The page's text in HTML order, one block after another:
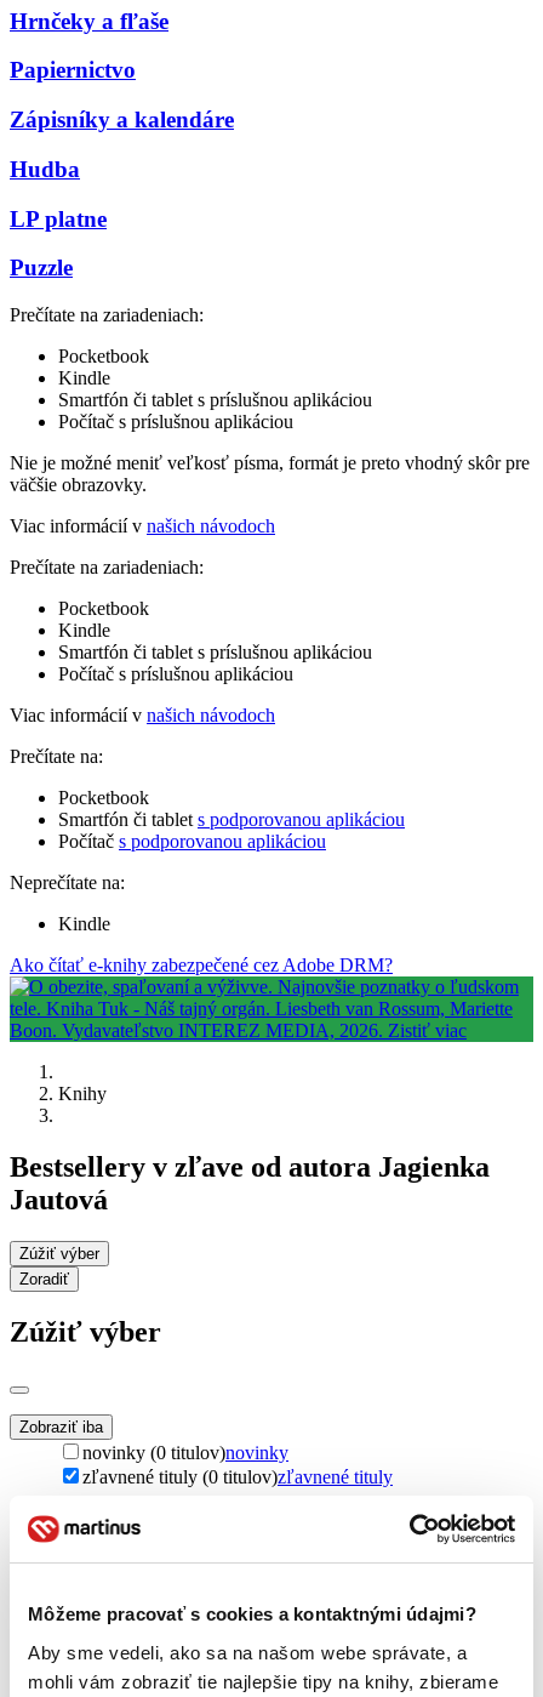
Môžeme pracovať s cookies a kontaktnými údajmi?
Aby sme vedeli, ako sa na našom webe správate, a
mohli vám zobraziť tie najlepšie tipy na knihy, zbierame
Hrnčeky a fľaše
Papiernictvo
Zápisníky a kalendáre
Hudba
LP platne
Puzzle
Prečítate na zariadeniach:
Pocketbook
Kindle
Smartfón či tablet s príslušnou aplikáciou
Počítač s príslušnou aplikáciou
Nie je možné meniť veľkosť písma, formát je preto vhodný skôr pre
väčšie obrazovky.
Viac informácií v našich návodoch
Prečítate na zariadeniach:
Pocketbook
Kindle
Smartfón či tablet s príslušnou aplikáciou
Počítač s príslušnou aplikáciou
Viac informácií v našich návodoch
Prečítate na:
Pocketbook
Smartfón či tablet s podporovanou aplikáciou
Počítač s podporovanou aplikáciou
Neprečítate na:
Kindle
Ako čítať e-knihy zabezpečené cez Adobe DRM?
Knihy
Bestsellery v zľave od autora Jagienka
Jautová
Zúžiť výber
Zoradiť
Zúžiť výber
Zobraziť iba
novinky (0 titulov)novinky
zľavnené tituly (0 titulov)zľavnené tituly
Dostupnosť
na centrálnom sklade
predpredaj (0 titulov)predpredaj
dostupná (bez vypredaných) (0 titulov)dostupná (bez
Nové / čítané